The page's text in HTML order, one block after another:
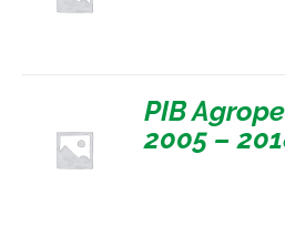
PIB
2005 –